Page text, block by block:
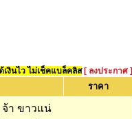
งินไว ไม่เช็คแบล็คลิส [ ลงประกาศ ]
ราคา
จ้า ขาวแน่